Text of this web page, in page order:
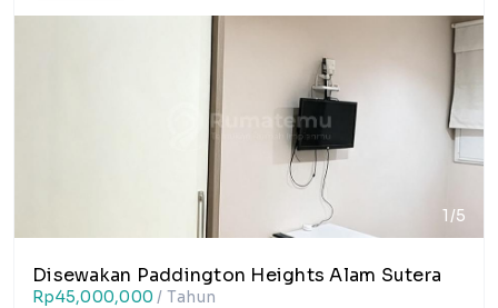
1/5
Disewakan Paddington Heights Alam Sutera
Rp45,000,000/ Tahun